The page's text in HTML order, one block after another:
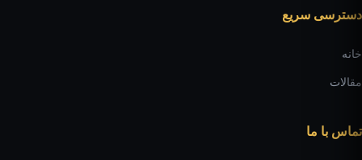
دسترسی سریع
خانه
مقالات
تماس با ما